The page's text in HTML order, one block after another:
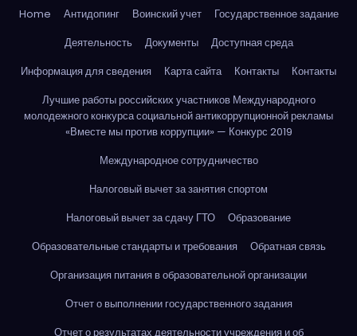
Home Антидопинг Воинский учет
Государственное задание
Деятельность
Документы
Доступная среда
Информация для сведения
Карта сайта Контакты
Контакты
Лучшие работы российских участников Международного
молодежного конкурса социальной антикоррупционной рекламы
«Вместе мы против коррупции» — Конкурс 2019
Международное сотрудничество
Налоговый вычет за занятия спортом
Налоговый вычет за сдачу ГТО
Образование
Образовательные стандарты и требования
Обратная связь
Организация питания в образовательной организации
Отчет о выполнении государственного задания
Отчет о результатах деятельности учреждения и об